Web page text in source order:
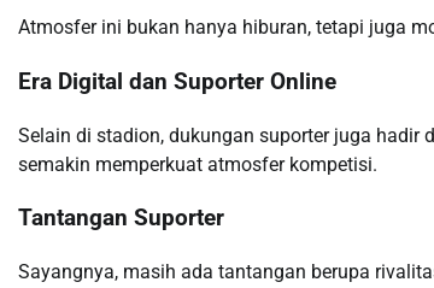
Atmosfer ini bukan hanya hiburan, tetapi juga
Era Digital dan Suporter Online
Selain di stadion, dukungan suporter juga hadir
semakin memperkuat atmosfer kompetisi.
Tantangan Suporter
Sayangnya, masih ada tantangan berupa